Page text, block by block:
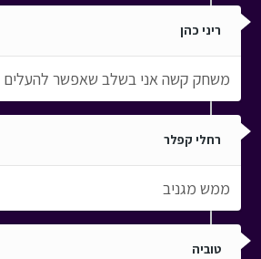
ריני כהן
משחק קשה אני בשלב שאפשר להעלים
רחלי קפלר
ממש מגניב
טוביה